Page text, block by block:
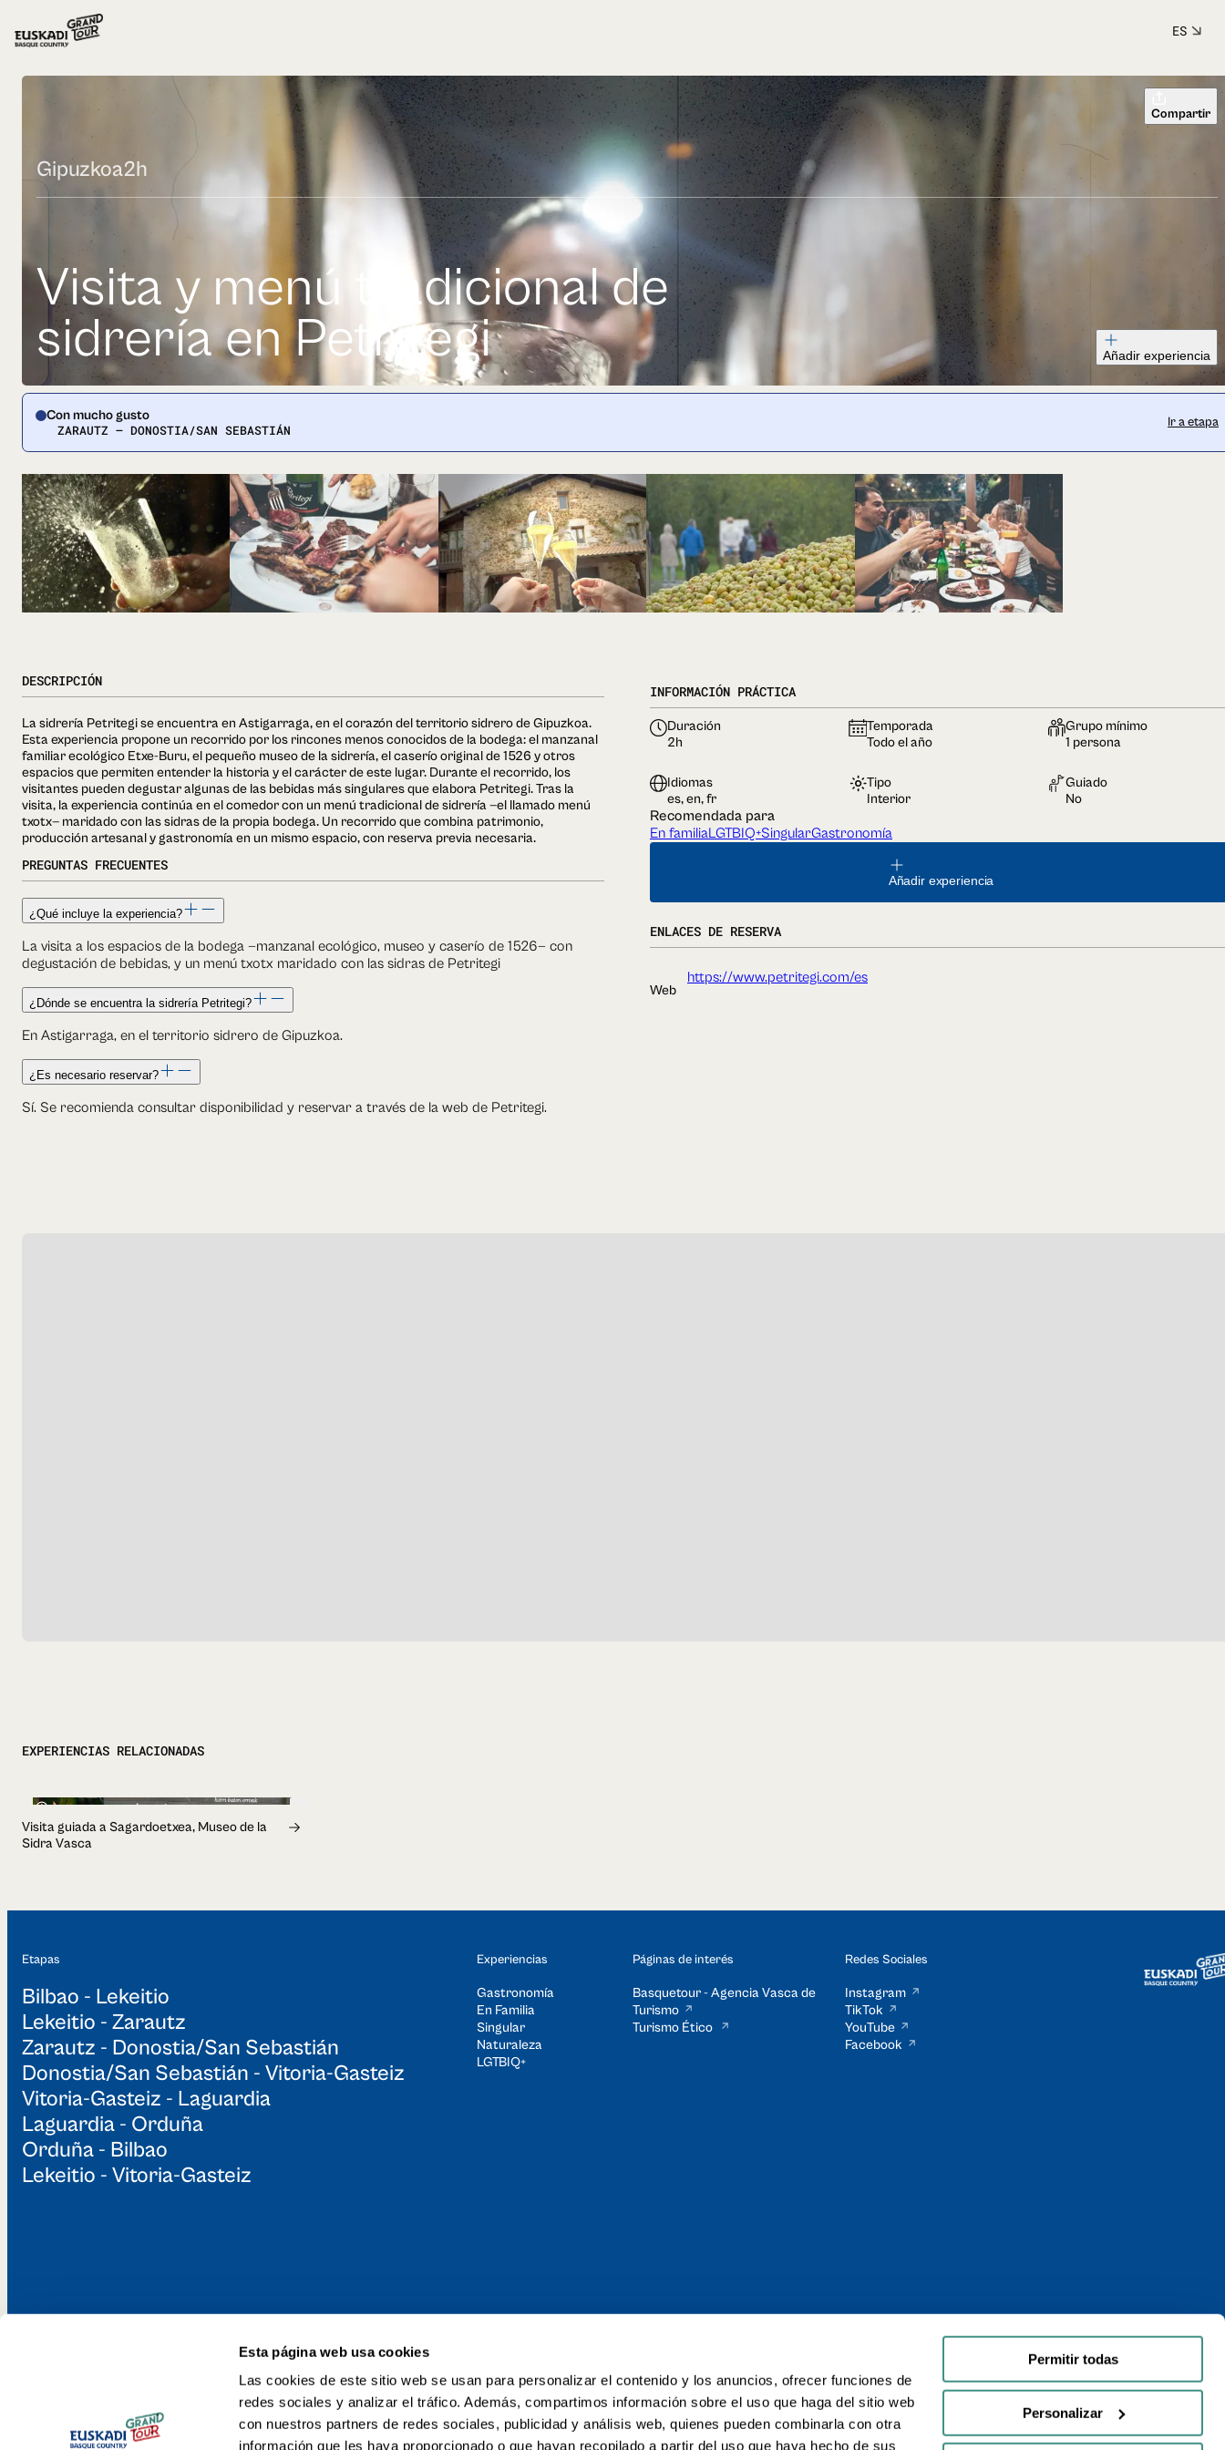
Esta página web usa cookies
Las cookies de este sitio web se usan para personalizar el contenido y los anuncios, ofrecer funciones de
redes sociales y analizar el tráfico. Además, compartimos información sobre el uso que haga del sitio web
con nuestros partners de redes sociales, publicidad y análisis web, quienes pueden combinarla con otra
información que les haya proporcionado o que hayan recopilado a partir del uso que haya hecho de sus
Permitir todas
Personalizar
ES
Compartir
Gipuzkoa2h
Visita y menú tradicional de
sidrería en Petritegi
Añadir experiencia
Con mucho gusto
ZARAUTZ — DONOSTIA/SAN SEBASTIÁN Ir a etapa
DESCRIPCIÓN
La sidrería Petritegi se encuentra en Astigarraga, en el corazón del territorio sidrero de Gipuzkoa.
Esta experiencia propone un recorrido por los rincones menos conocidos de la bodega: el manzanal
familiar ecológico Etxe-Buru, el pequeño museo de la sidrería, el caserío original de 1526 y otros
espacios que permiten entender la historia y el carácter de este lugar. Durante el recorrido, los
visitantes pueden degustar algunas de las bebidas más singulares que elabora Petritegi. Tras la
visita, la experiencia continúa en el comedor con un menú tradicional de sidrería —el llamado menú
txotx— maridado con las sidras de la propia bodega. Un recorrido que combina patrimonio,
producción artesanal y gastronomía en un mismo espacio, con reserva previa necesaria.
PREGUNTAS FRECUENTES
¿Qué incluye la experiencia?
La visita a los espacios de la bodega —manzanal ecológico, museo y caserío de 1526— con
degustación de bebidas, y un menú txotx maridado con las sidras de Petritegi
¿Dónde se encuentra la sidrería Petritegi?
En Astigarraga, en el territorio sidrero de Gipuzkoa.
¿Es necesario reservar?
Sí. Se recomienda consultar disponibilidad y reservar a través de la web de Petritegi.
INFORMACIÓN PRÁCTICA
Duración
2h
Temporada
Todo el año
Grupo mínimo
1 persona
Idiomas
es, en, fr
Tipo
Interior
Guiado
No
Recomendada para
En familiaLGTBIQ+SingularGastronomía
Añadir experiencia
ENLACES DE RESERVA
Web
https://www.petritegi.com/es
EXPERIENCIAS RELACIONADAS
1h
Visita guiada a Sagardoetxea, Museo de la
Sidra Vasca
Etapas
Bilbao - Lekeitio
Lekeitio - Zarautz
Zarautz - Donostia/San Sebastián
Donostia/San Sebastián - Vitoria-Gasteiz
Vitoria-Gasteiz - Laguardia
Laguardia - Orduña
Orduña - Bilbao
Lekeitio - Vitoria-Gasteiz
Experiencias
Gastronomía
En Familia
Singular
Naturaleza
LGTBIQ+
Páginas de interés
Basquetour - Agencia Vasca de
Turismo
Turismo Ético
Redes Sociales
Instagram
TikTok
YouTube
Facebook
Descubre el Grand Tour de